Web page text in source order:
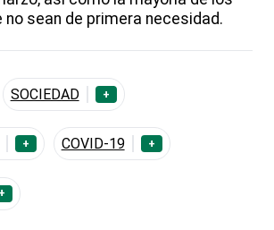
sean de primera necesidad.
SOCIEDAD +
+ COVID-19 +
+